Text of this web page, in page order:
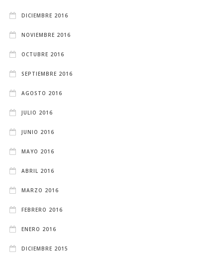
DICIEMBRE 2016
NOVIEMBRE 2016
OCTUBRE 2016
SEPTIEMBRE 2016
AGOSTO 2016
JULIO 2016
JUNIO 2016
MAYO 2016
ABRIL 2016
MARZO 2016
FEBRERO 2016
ENERO 2016
DICIEMBRE 2015